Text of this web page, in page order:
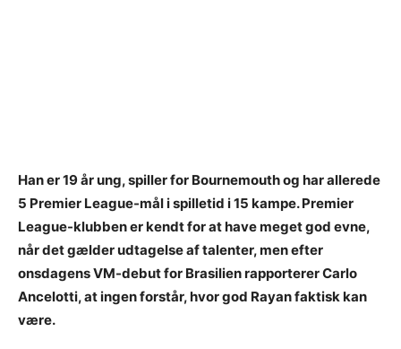
Han er 19 år ung, spiller for Bournemouth og har allerede
5 Premier League-mål i spilletid i 15 kampe. Premier
League-klubben er kendt for at have meget god evne,
når det gælder udtagelse af talenter, men efter
onsdagens VM-debut for Brasilien rapporterer Carlo
Ancelotti, at ingen forstår, hvor god Rayan faktisk kan
være.